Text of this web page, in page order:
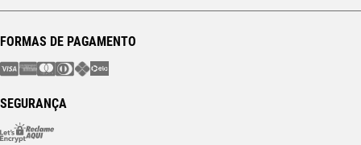
FORMAS DE PAGAMENTO
SEGURANÇA